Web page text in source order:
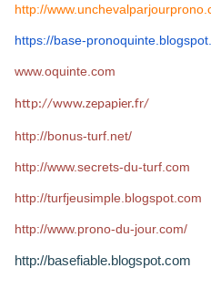
http://
https://base-pronoquinte.
www.oquinte.com
http://www.zepapier.fr/
http://bonus-turf.net/
http://www.secrets-du-turf.com
http://turfjeusimple.blogspot.com
http://www.prono-du-jour.com/
http://basefiable.blogspot.com